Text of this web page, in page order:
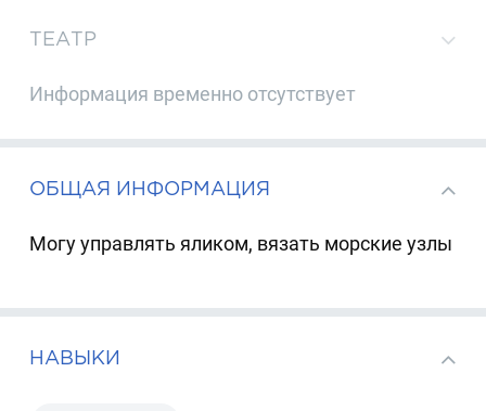
ТЕАТР
Информация временно отсутствует
ОБЩАЯ ИНФОРМАЦИЯ
Могу управлять яликом, вязать морские узлы
НАВЫКИ